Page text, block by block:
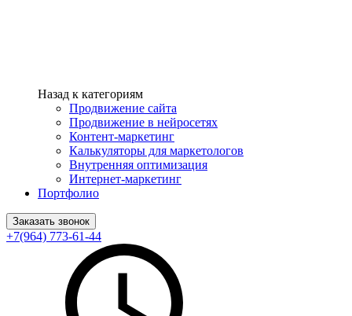
Назад к категориям
Продвижение сайта
Продвижение в нейросетях
Контент-маркетинг
Калькуляторы для маркетологов
Внутренняя оптимизация
Интернет-маркетинг
Портфолио
Заказать звонок
+7(964) 773-61-44